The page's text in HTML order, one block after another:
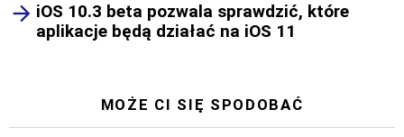
iOS 10.3 beta pozwala sprawdzić, które
aplikacje będą działać na iOS 11
MOŻE CI SIĘ SPODOBAĆ